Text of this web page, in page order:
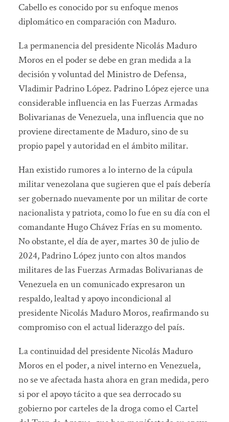
Cabello es conocido por su enfoque menos
diplomático en comparación con Maduro.
La permanencia del presidente Nicolás Maduro
Moros en el poder se debe en gran medida a la
decisión y voluntad del Ministro de Defensa,
Vladimir Padrino López. Padrino López ejerce una
considerable influencia en las Fuerzas Armadas
Bolivarianas de Venezuela, una influencia que no
proviene directamente de Maduro, sino de su
propio papel y autoridad en el ámbito militar.
Han existido rumores a lo interno de la cúpula
militar venezolana que sugieren que el país debería
ser gobernado nuevamente por un militar de corte
nacionalista y patriota, como lo fue en su día con el
comandante Hugo Chávez Frías en su momento.
No obstante, el día de ayer, martes 30 de julio de
2024, Padrino López junto con altos mandos
militares de las Fuerzas Armadas Bolivarianas de
Venezuela en un comunicado expresaron un
respaldo, lealtad y apoyo incondicional al
presidente Nicolás Maduro Moros, reafirmando su
compromiso con el actual liderazgo del país.
La continuidad del presidente Nicolás Maduro
Moros en el poder, a nivel interno en Venezuela,
no se ve afectada hasta ahora en gran medida, pero
si por el apoyo tácito a que sea derrocado su
gobierno por carteles de la droga como el Cartel